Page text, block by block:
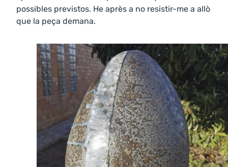
possibles previstos. He après a no resistir-me a allò
que la peça demana.